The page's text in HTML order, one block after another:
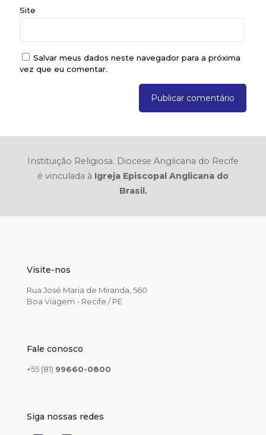
Site
Salvar meus dados neste navegador para a próxima
vez que eu comentar.
Instituição Religiosa. Diocese Anglicana do Recife
é vinculada à Igreja Episcopal Anglicana do
Brasil.
Visite-nos
Rua José Maria de Miranda, 560
Boa Viagem - Recife / PE
Fale conosco
+55 (81) 99660-0800
Siga nossas redes